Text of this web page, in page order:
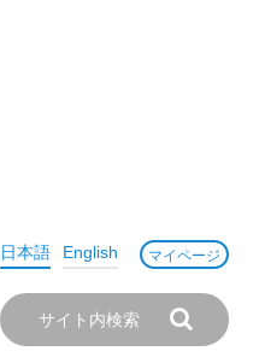
日本語 English マイページ